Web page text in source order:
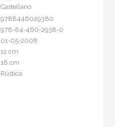
Castellano
9788446029380
978-84-460-2938-0
01-05-2008
12 cm
18 cm
Rústica